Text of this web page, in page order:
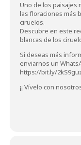
Uno de los paisajes
las floraciones más
ciruelos.
Descubre en este
blancas de los
Si deseas más
enviarnos un
https://bit.ly/
¡¡ Vívelo con